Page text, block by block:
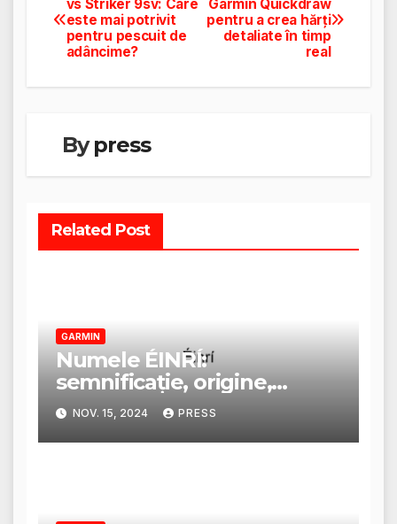
în
Garmin Quickdraw
pentru a crea hărți
detaliate în timp
real
vs Striker 9sv: Care
este mai potrivit
pentru pescuit de
adâncime?
Bypress
Related Post
GARMIN
Numele ÉINRÍ:
semnificație, origine,
trăsături și personalitate
NOV. 15, 2024 PRESS